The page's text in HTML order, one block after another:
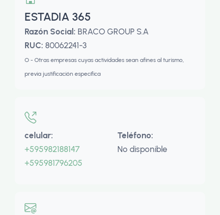
ESTADIA 365
Razón Social: BRACO GROUP S.A
RUC: 80062241-3
O - Otras empresas cuyas actividades sean afines al turismo,
previa justificación específica
celular:
+595982188147
+595981796205
Teléfono:
No disponible